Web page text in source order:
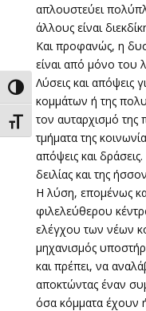
Εναλλαγή Υψηλής
Εναλλαγή Μεγέθους
απλουστεύει
άλλους είναι
Και προφανώς, η
είναι από μόνο του
Λύσεις και απόψεις
κομμάτων ή της
τον αυταρχισμό της
τμήματα της
απόψεις και
δειλίας και της
Η λύση, επομένως
φιλελεύθερου
ελέγχου των νέων
μηχανισμός
και πρέπει, να
αποκτώντας έναν
όσα κόμματα έχουν